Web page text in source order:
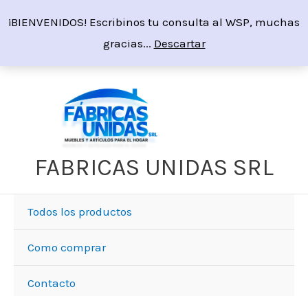
¡BIENVENIDOS! Escribinos tu consulta al WSP, muchas
gracias... Descartar
FABRICAS UNIDAS SRL
Todos los productos
Como comprar
Contacto